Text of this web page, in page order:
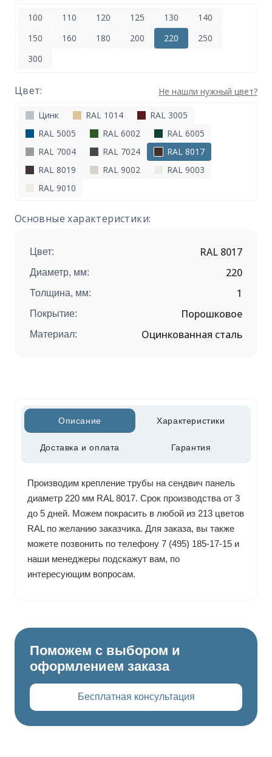
100 110 120 125 130
140
150
160 180 200 220
250
300
Цвет: Не нашли нужный цвет?
Цинк RAL 1014
RAL 3005
RAL 5005
RAL 6002
RAL 6005
RAL 7004
RAL 7024
RAL 8017
RAL 8019
RAL 9002
RAL 9003
RAL 9010
Основные характеристики:
Цвет: RAL 8017
Диаметр, мм: 220
Толщина, мм: 1
Покрытие: Порошковое
Материал: Оцинкованная сталь
Описание Характеристики
Доставка и оплата Гарантия
Производим крепление трубы на сендвич панель
диаметр 220 мм RAL 8017. Срок производства от 3
до 5 дней. Можем покрасить в любой из 213 цветов
RAL по желанию заказчика. Для заказа, вы также
можете позвонить по телефону 7 (495) 185-17-15 и
наши менеджеры подскажут вам, по
интересующим вопросам.
Поможем с выбором и
оформлением заказа
Бесплатная консультация